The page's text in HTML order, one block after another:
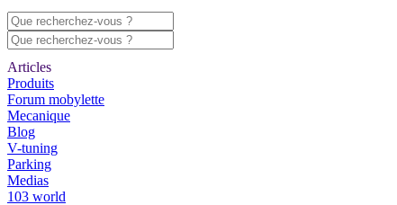
Articles
Produits
Forum mobylette
Mecanique
Blog
V-tuning
Parking
Medias
103 world